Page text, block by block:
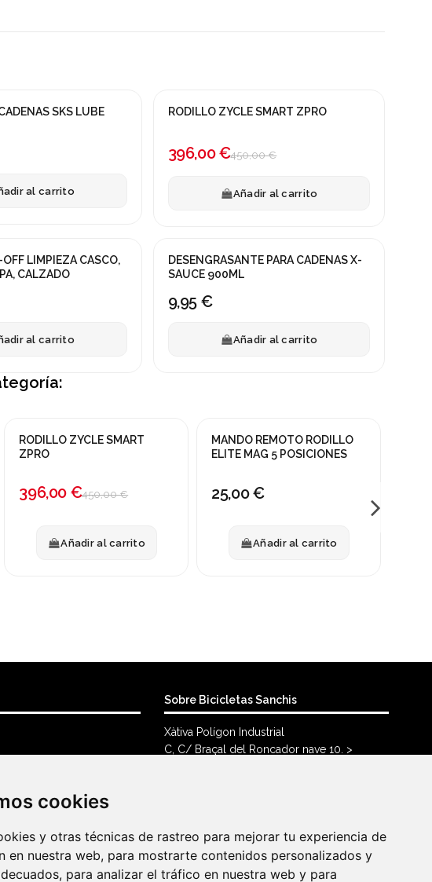
cookies
y otras técnicas de rastreo para mejorar tu experiencia de
en nuestra web, para mostrarte contenidos personalizados y
para analizar el tráfico en nuestra web y para
cookies
y otras técnicas de rastreo para mejorar tu experiencia de
en nuestra web, para mostrarte contenidos personalizados y
para analizar el tráfico en nuestra web y para
SKS LUBE
al carrito
¡En oferta!
RODILLO ZYCLE SMART ZPRO
396,00 €450,00 €
Añadir al carrito
LIMPIEZA CASCO,
CALZADO
al carrito
DESENGRASANTE PARA CADENAS X-
SAUCE 900ML
9,95 €
Añadir al carrito
¡En oferta!
RODILLO ZYCLE SMART
ZPRO
396,00 €450,00 €
Añadir al carrito
MANDO REMOTO RODILLO
ELITE MAG 5 POSICIONES
25,00 €
Añadir al carrito
Sobre Bicicletas Sanchis
Xàtiva Polígon Industrial
C, C/ Braçal del Roncador nave 10. >